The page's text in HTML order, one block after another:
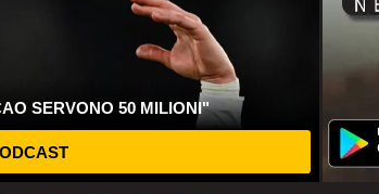
SERVONO 50 MILIONI"